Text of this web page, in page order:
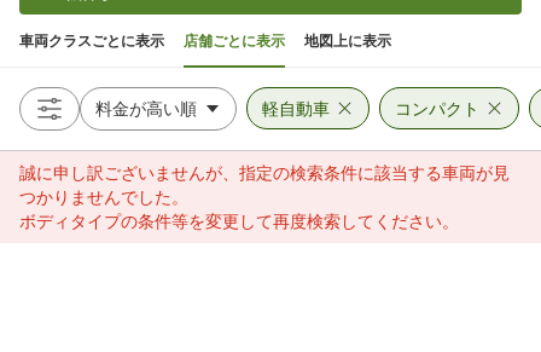
車両クラスごとに表示 店舗ごとに表示 地図上に表示
軽自動車 コンパクト
誠に申し訳ございませんが、指定の検索条件に該当する車両が見
つかりませんでした。
ボディタイプの条件等を変更して再度検索してください。